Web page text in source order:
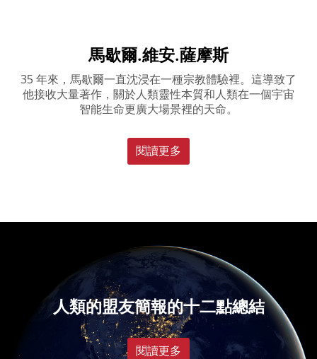
馬歇爾.維安.薩摩斯
35 年來，馬歇爾一直沈浸在一種宗教體驗裡。這導致了
他接收大量著作，關於人類靈性本質和人類在一個宇宙
智能生命更廣大場景裡的天命。
閱讀更多
人類的盟友簡報的十二點總結
閱讀更多